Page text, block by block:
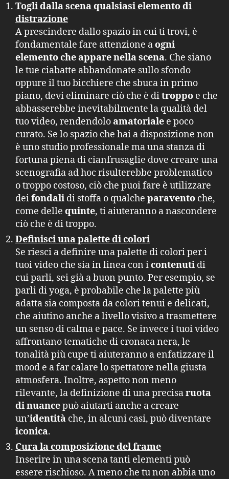
Togli dalla scena qualsiasi elemento di
distrazione
A prescindere dallo spazio in cui ti trovi, è
fondamentale fare attenzione aogni
elemento che appare nella scena. Che siano
le tue ciabatte abbandonate sullo sfondo
oppure il tuo bicchiere che sbuca in primo
piano, devi eliminare ciò che è ditroppo e che
abbasserebbe inevitabilmente la qualità del
tuo video, rendendoloamatoriale e poco
curato. Se lo spazio che hai a disposizione non
è uno studio professionale ma una stanza di
fortuna piena di cianfrusaglie dove creare una
scenografia ad hoc risulterebbe problematico
o troppo costoso, ciò che puoi fare è utilizzare
deifondali di stoffa o qualche paravento che,
come delle quinte, ti aiuteranno a nascondere
ciò che è di troppo.
Definisci una palette di colori
Se riesci a definire una palette di colori per i
tuoi video che sia in linea con icontenuti di
cui parli, sei già a buon punto. Per esempio, se
parli di yoga, è probabile che la palette più
adatta sia composta da colori tenui e delicati,
che aiutino anche a livello visivo a trasmettere
un senso di calma e pace. Se invece i tuoi video
affrontano tematiche di cronaca nera, le
tonalità più cupe ti aiuteranno a enfatizzare il
mood e a far calare lo spettatore nella giusta
atmosfera. Inoltre, aspetto non meno
rilevante, la definizione di una precisaruota
di nuancepuò aiutarti anche a creare
un’identità che, in alcuni casi, può diventare
iconica.
Cura la composizione del frame
Inserire in una scena tanti elementi può
essere rischioso. A meno che tu non abbia uno